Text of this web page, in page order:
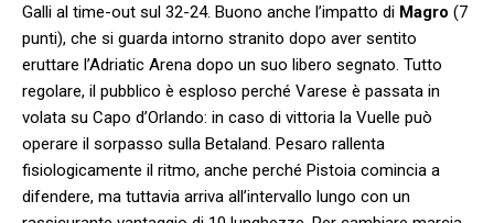
Galli al time-out sul 32-24. Buono anche l’impatto di Magro (7
punti), che si guarda intorno stranito dopo aver sentito
eruttare l’Adriatic Arena dopo un suo libero segnato. Tutto
regolare, il pubblico è esploso perché Varese è passata in
volata su Capo d’Orlando: in caso di vittoria la Vuelle può
operare il sorpasso sulla Betaland. Pesaro rallenta
fisiologicamente il ritmo, anche perché Pistoia comincia a
difendere, ma tuttavia arriva all’intervallo lungo con un